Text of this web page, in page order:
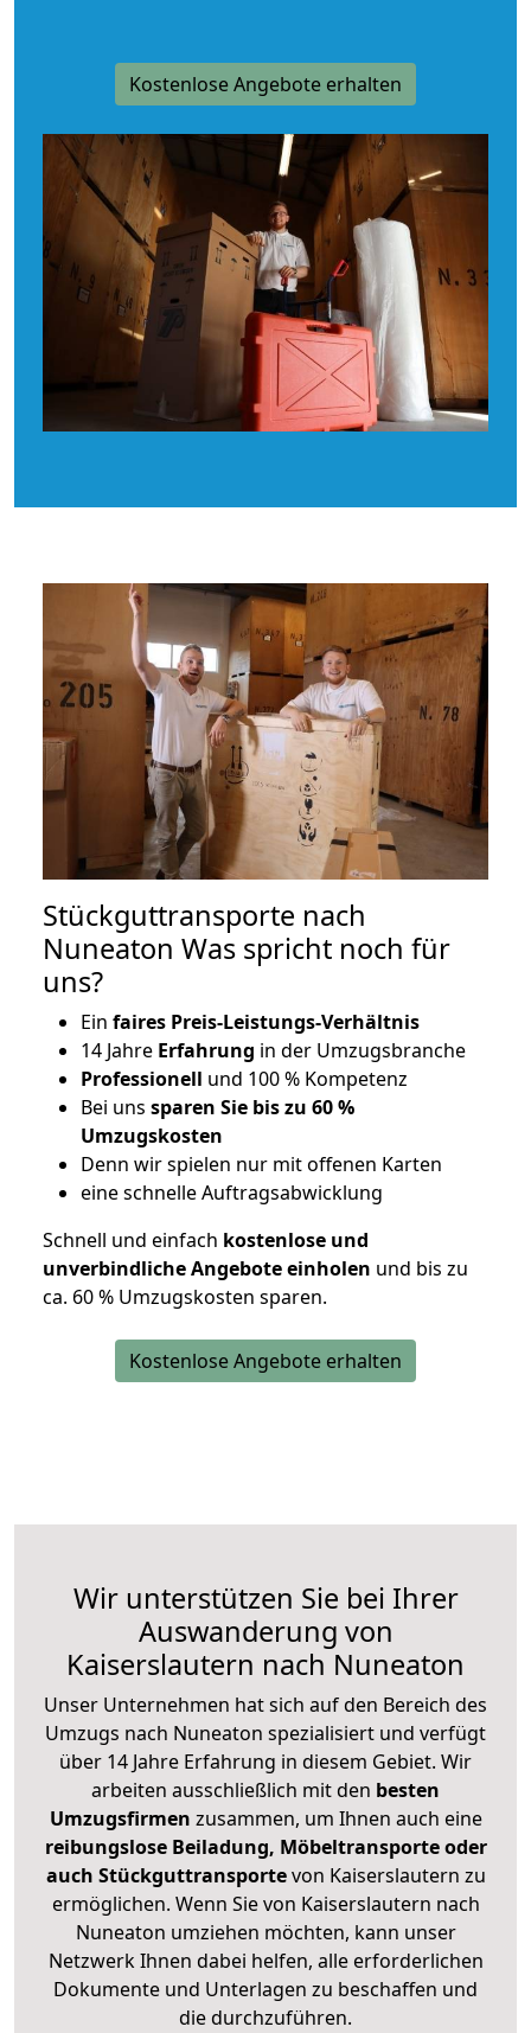
Kostenlose Angebote erhalten
Stückguttransporte nach
Nuneaton Was spricht noch für
uns?
Ein faires Preis-Leistungs-Verhältnis
14 Jahre Erfahrung in der Umzugsbranche
Professionell und 100 % Kompetenz
Bei uns sparen Sie bis zu 60 %
Umzugskosten
Denn wir spielen nur mit offenen Karten
eine schnelle Auftragsabwicklung
Schnell und einfach kostenlose und
unverbindliche Angebote einholen und bis zu
ca. 60 % Umzugskosten sparen.
Kostenlose Angebote erhalten
Wir unterstützen Sie bei Ihrer
Auswanderung von
Kaiserslautern nach Nuneaton
Unser Unternehmen hat sich auf den Bereich des
Umzugs nach Nuneaton spezialisiert und verfügt
über 14 Jahre Erfahrung in diesem Gebiet. Wir
arbeiten ausschließlich mit den besten
Umzugsfirmen zusammen, um Ihnen auch eine
reibungslose Beiladung, Möbeltransporte oder
auch Stückguttransportevon Kaiserslautern zu
ermöglichen. Wenn Sie von Kaiserslautern nach
Nuneaton umziehen möchten, kann unser
Netzwerk Ihnen dabei helfen, alle erforderlichen
Dokumente und Unterlagen zu beschaffen und
die durchzuführen.